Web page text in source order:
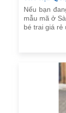
Nếu bạn
mẫu mã ở
bé trai giá rẻ